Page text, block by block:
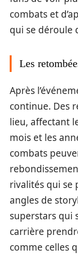
combats et
qui se déroule
Les
Après
continue. Des
lieu, affectant
mois et les
combats
rivalités qui se
angles de
superstars qui
carrière
comme celles